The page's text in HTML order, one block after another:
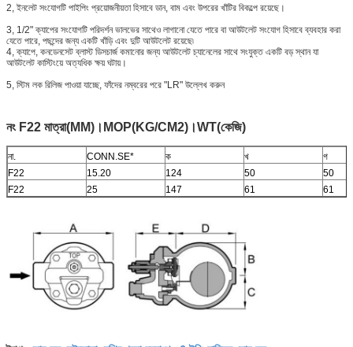
2, ইনলেট সংযোগটি পাইপিং প্রয়োজনীয়তা হিসাবে ডান, বাম এবং উপরের খাঁটির বিকল্পে রয়েছে।
3, 1/2" ক্যাপের সংযোগটি পরিদর্শন ভালভের সাথেও লাগানো যেতে পারে বা আউটলেট সংযোগ হিসাবে ব্যবহার করা
যেতে পারে, পছন্দের জন্য একটি খাঁড়ি এবং দুটি আউটলেট রয়েছে৷
4, ক্যাপে, কনডেনসেট ব্লাস্ট ডিসচার্জ কমানোর জন্য আউটলেট চ্যানেলের সাথে সংযুক্ত একটি বড় স্থান যা
আউটলেট কাস্টিংয়ে অত্যধিক ক্ষয় ঘটায়।
5, স্টিম লক রিলিজ পাওয়া যাচ্ছে, ফাঁদের নম্বরের পরে "LR" উল্লেখ করুন
নং F22 মাত্রা(MM)।MOP(KG/CM2)।WT(কেজি)
না. CONN.SE* ক খ
গ
F22
15.20 124 50
50
F22
25 147 61 61